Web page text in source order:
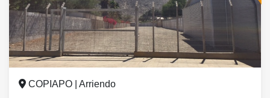
COPIAPO | Arriendo